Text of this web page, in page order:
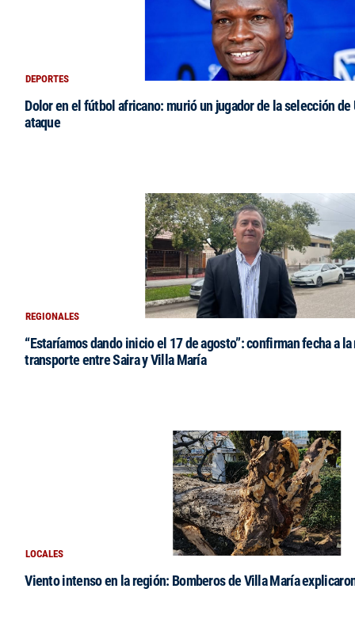
DEPORTES
Dolor en el fútbol africano: murió un jugador de la selección
ataque
REGIONALES
“Estaríamos dando inicio el 17 de agosto”: confirman fecha a
transporte entre Saira y Villa María
LOCALES
Viento intenso en la región: Bomberos de Villa María